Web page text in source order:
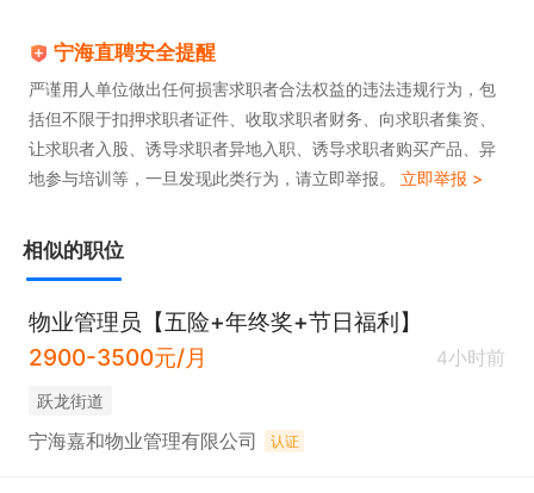
宁海直聘安全提醒
严谨用人单位做出任何损害求职者合法权益的违法违规行为，包
括但不限于扣押求职者证件、收取求职者财务、向求职者集资、
让求职者入股、诱导求职者异地入职、诱导求职者购买产品、异
地参与培训等，一旦发现此类行为，请立即举报。 立即举报 >
相似的职位
物业管理员【五险+年终奖+节日福利】
2900-3500元/月
4小时前
跃龙街道
宁海嘉和物业管理有限公司 认证